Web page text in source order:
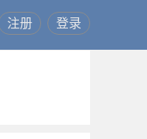
注册 登录